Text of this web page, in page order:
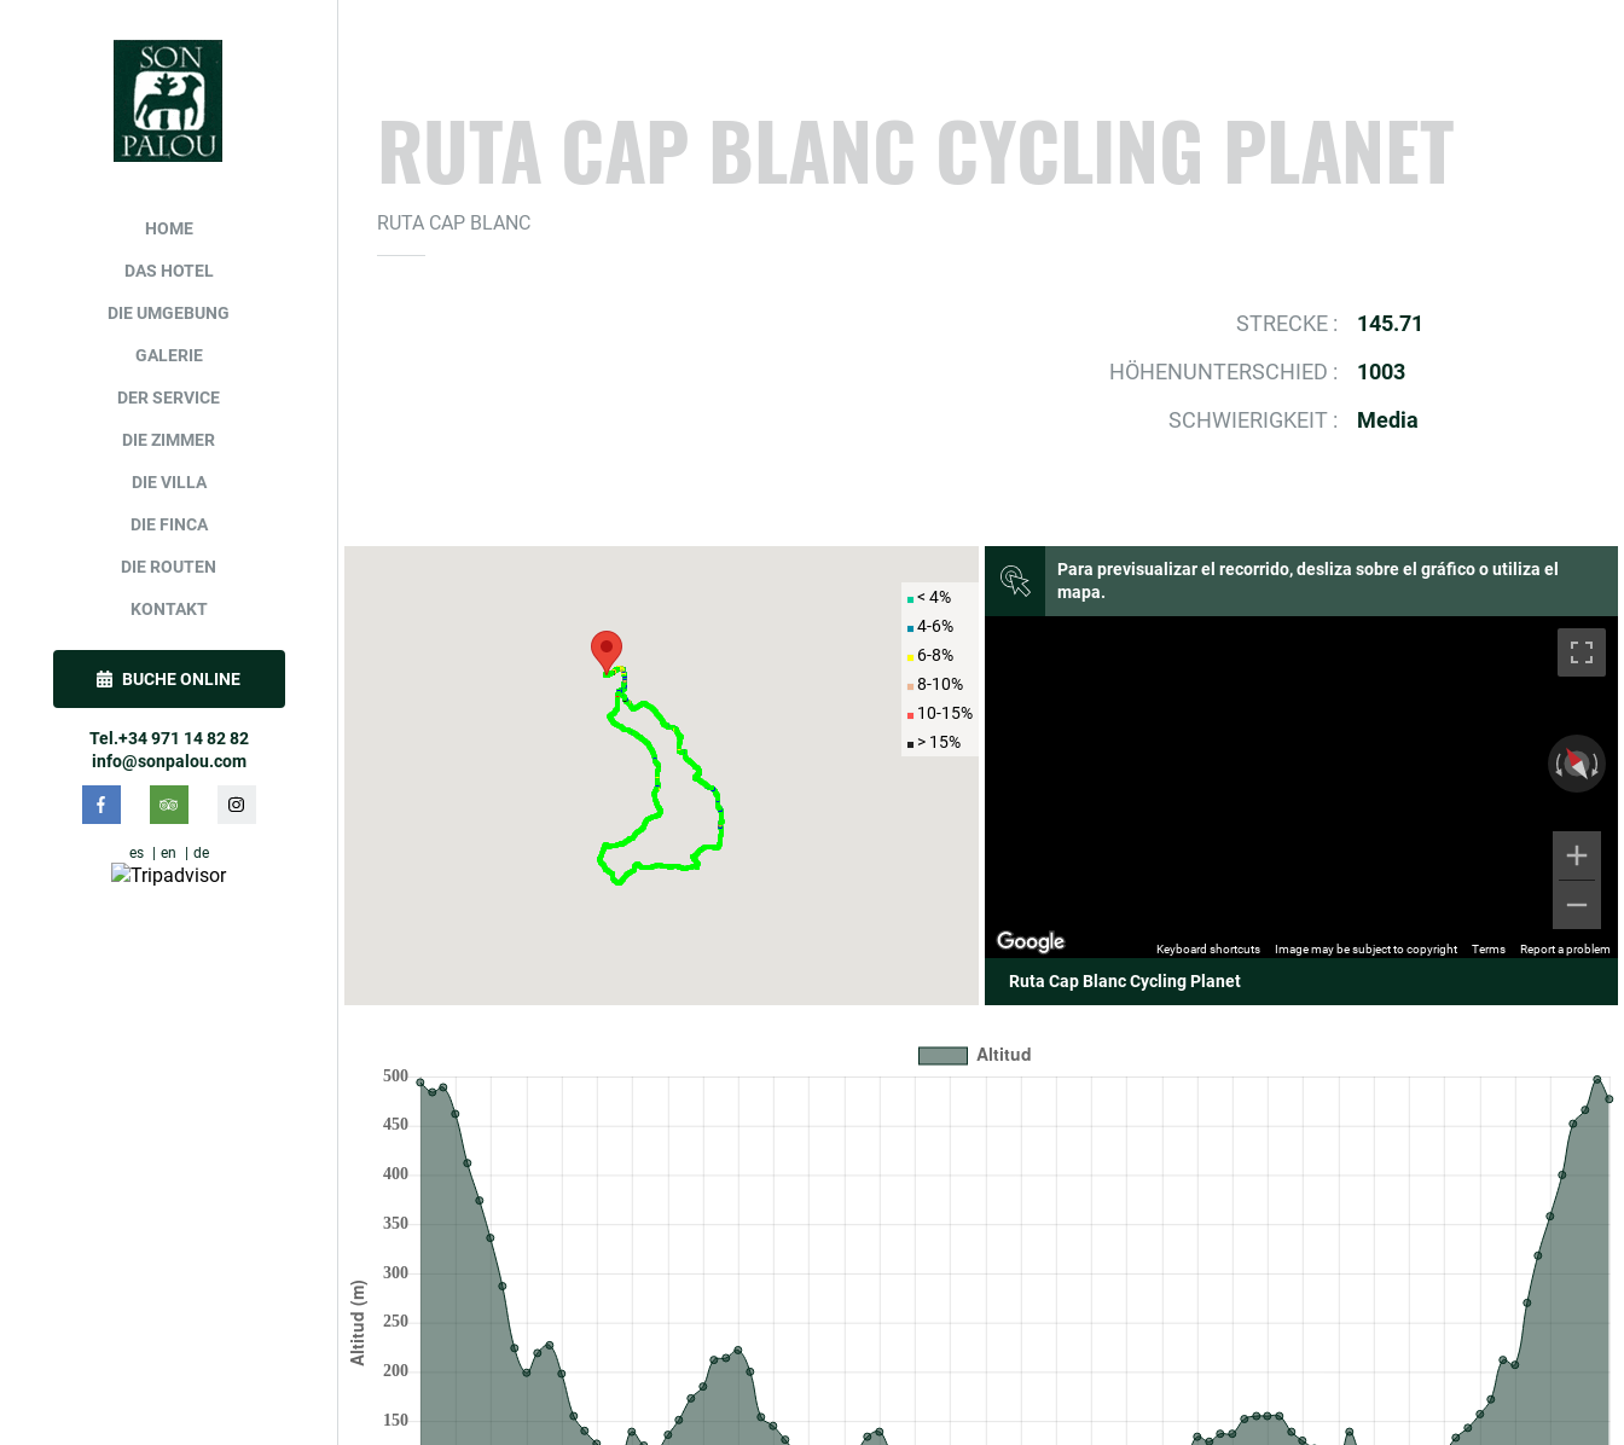
HOME
DAS HOTEL
DIE UMGEBUNG
GALERIE
DER SERVICE
DIE ZIMMER
DIE VILLA
DIE FINCA
DIE ROUTEN
KONTAKT
BUCHE ONLINE
Tel.+34 971 14 82 82
info@sonpalou.com
es en de
RUTA CAP BLANC CYCLING PLANET
RUTA CAP BLANC
STRECKE :
145.71
HÖHENUNTERSCHIED :
1003
SCHWIERIGKEIT :
Media
< 4%
4-6%
6-8%
8-10%
10-15%
> 15%
Para previsualizar el recorrido, desliza sobre el gráfico o utiliza el
mapa.
Keyboard shortcuts Image may be subject to copyright Terms Report a problem
Ruta Cap Blanc Cycling Planet